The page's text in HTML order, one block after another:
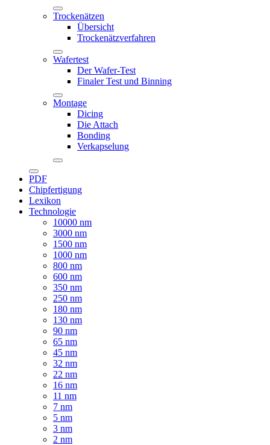
Trockenätzen
Übersicht
Trockenätzverfahren
Wafertest
Der Wafer-Test
Finaler Test und Binning
Montage
Dicing
Die Attach
Bonding
Verkapselung
PDF
Chipfertigung
Lexikon
Technologie
10000 nm
3000 nm
1500 nm
1000 nm
800 nm
600 nm
350 nm
250 nm
180 nm
130 nm
90 nm
65 nm
45 nm
32 nm
22 nm
16 nm
11 nm
7 nm
5 nm
3 nm
2 nm